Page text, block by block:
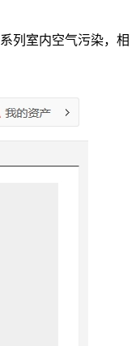
列室内空气污染，相